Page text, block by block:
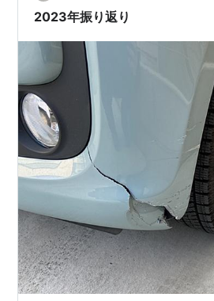
2023年振り返り